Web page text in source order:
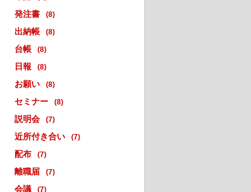
発注書 (8)
出納帳 (8)
台帳 (8)
日報 (8)
お願い (8)
セミナー (8)
説明会 (7)
近所付き合い (7)
配布 (7)
離職届 (7)
会議 (7)